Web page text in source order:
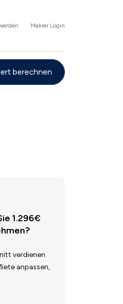
Makler Login
berechnen
1.296€
verdienen
anpassen,